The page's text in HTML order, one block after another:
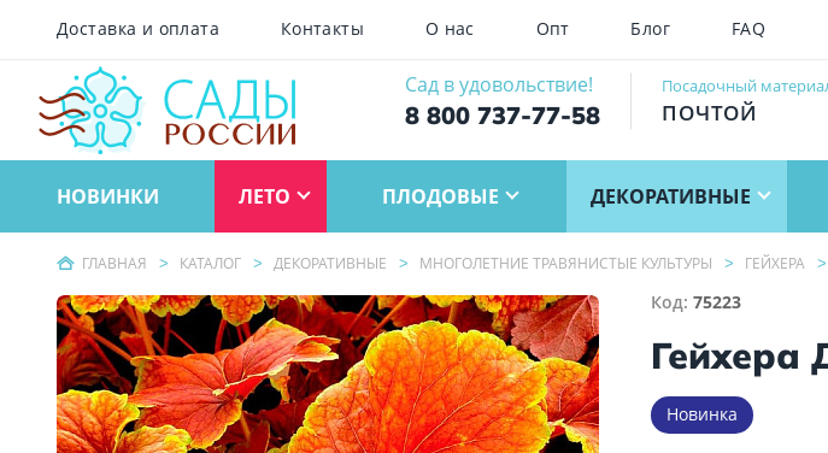
Доставка и оплата Контакты О нас Опт Блог FAQ
Сад в удовольствие!
8 800 737-77-58
Посадочный
ПОЧТОЙ
НОВИНКИ ЛЕТО ПЛОДОВЫЕ ДЕКОРАТИВНЫЕ
ГЛАВНАЯ КАТАЛОГ ДЕКОРАТИВНЫЕ МНОГОЛЕТНИЕ ТРАВЯНИСТЫЕ КУЛЬТУРЫ ГЕЙХЕРА
Код:75223
Гейхера
Новинка